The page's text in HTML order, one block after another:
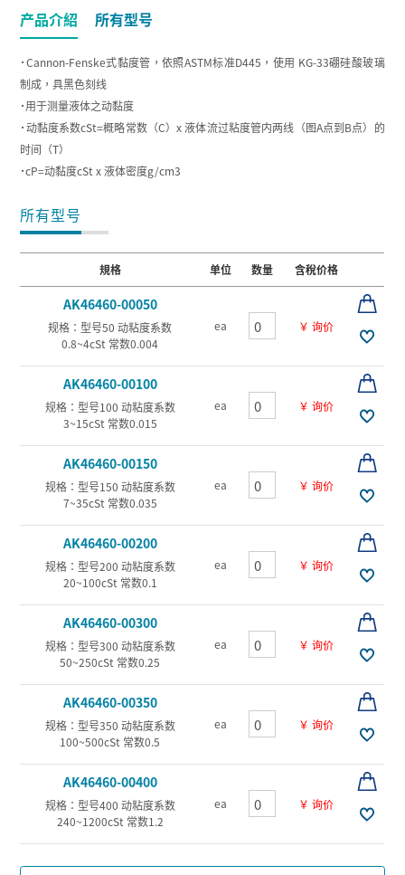
产品介紹 所有型号
˙Cannon-Fenske式黏度管，依照ASTM标准D445，使用 KG-33硼硅酸玻璃
制成，具黑色刻线
˙用于测量液体之动黏度
˙动黏度系数cSt=概略常数（C）x 液体流过粘度管内两线（图A点到B点）的
时间（T）
˙cP=动黏度cSt x 液体密度g/cm3
所有型号
規格 单位 数量 含稅价格
AK46460-00050
规格：型号50 动粘度系数
0.8~4cSt 常数0.004
ea ￥ 询价
AK46460-00100
规格：型号100 动粘度系数
3~15cSt 常数0.015
ea ￥ 询价
AK46460-00150
规格：型号150 动粘度系数
7~35cSt 常数0.035
ea ￥ 询价
AK46460-00200
规格：型号200 动粘度系数
20~100cSt 常数0.1
ea ￥ 询价
AK46460-00300
规格：型号300 动粘度系数
50~250cSt 常数0.25
ea ￥ 询价
AK46460-00350
规格：型号350 动粘度系数
100~500cSt 常数0.5
ea ￥ 询价
AK46460-00400
规格：型号400 动粘度系数
240~1200cSt 常数1.2
ea ￥ 询价